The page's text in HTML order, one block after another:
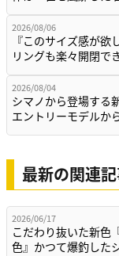
2026/08/06
『このサイズ感が欲
リングも楽々開閉
2026/08/04
シマノから登場する
エントリーモデルか
最新の関連
2026/06/17
こだわり抜いた新色
色』かつて爆釣した